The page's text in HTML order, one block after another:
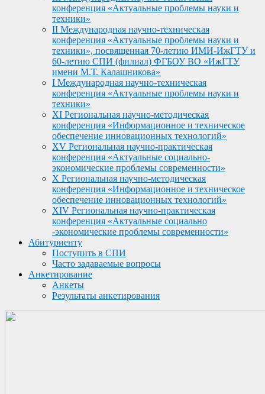
конференция «Актуальные проблемы науки и
техники»
II Международная научно-техническая
конференция «Актуальные проблемы науки и
техники», посвященная 70-летию ИМИ-ИжГТУ и
60-летию СПИ (филиал) ФГБОУ ВО «ИжГТУ
имени М.Т. Калашникова»
I Международная научно-техническая
конференция «Актуальные проблемы науки и
техники»
XI Региональная научно-методическая
конференция «Информационное и техническое
обеспечение инновационных технологий»
XV Региональная научно-практическая
конференция «Актуальные социально-
экономические проблемы современности»
X Региональная научно-методическая
конференция «Информационное и техническое
обеспечение инновационных технологий»
XIV Региональная научно-практическая
конференция «Актуальные социально
-экономические проблемы современности»
Абитуриенту
Поступить в СПИ
Часто задаваемые вопросы
Анкетирование
Анкеты
Результаты анкетирования